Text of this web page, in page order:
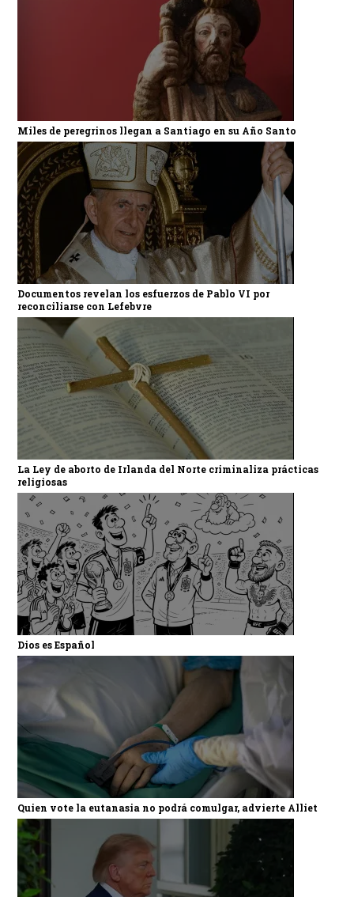
Miles de peregrinos llegan a Santiago en su Año Santo
Documentos revelan los esfuerzos de Pablo VI por
reconciliarse con Lefebvre
La Ley de aborto de Irlanda del Norte criminaliza prácticas
religiosas
Dios es Español
Quien vote la eutanasia no podrá comulgar, advierte Alliet